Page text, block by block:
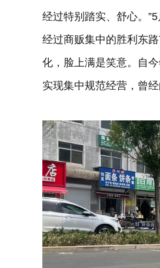
经过特别踏实、舒心。
经过商贩集中的胜利东
化，脸上满是笑意。自
实现集中规范经营，曾经